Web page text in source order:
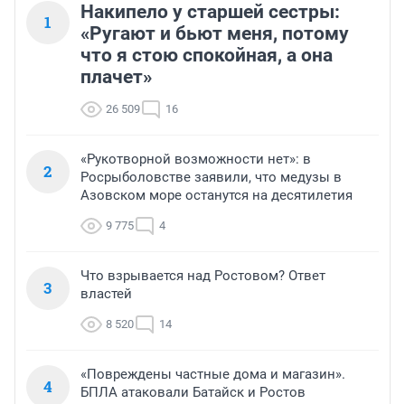
1
Накипело у старшей сестры:
«Ругают и бьют меня, потому
что я стою спокойная, а она
плачет»
26 509 16
2
«Рукотворной возможности нет»: в
Росрыболовстве заявили, что медузы в
Азовском море останутся на десятилетия
9 775 4
3
Что взрывается над Ростовом? Ответ
властей
8 520 14
4
«Повреждены частные дома и магазин».
БПЛА атаковали Батайск и Ростов